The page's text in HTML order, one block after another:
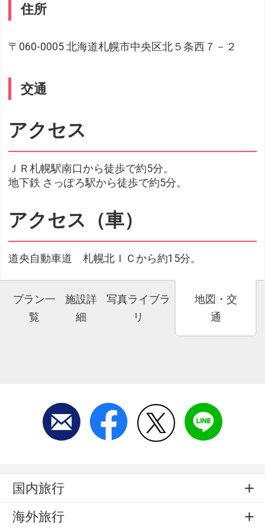
住所
〒060-0005 北海道札幌市中央区北５条西７－２
交通
アクセス
ＪＲ札幌駅南口から徒歩で約5分。
地下鉄 さっぽろ駅から徒歩で約5分。
アクセス（車）
道央自動車道 札幌北ＩＣから約15分。
プラン一
覧
施設詳
細
写真ライブラ
リ
地図・交
通
国内旅行
海外旅行